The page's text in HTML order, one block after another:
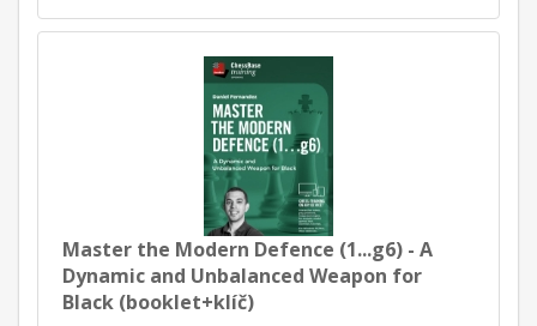
Master the Modern Defence (1...g6) - A
Dynamic and Unbalanced Weapon for
Black (booklet+klíč)